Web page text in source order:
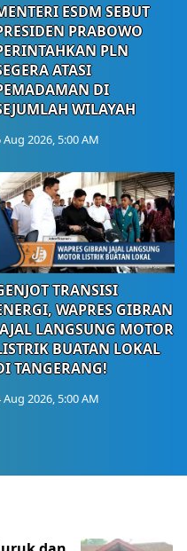
ESDM SEBUT
PRABOWO
PLN
ATASI
DI
WILAYAH
Aug 2026, 5:00 AM
TRANSISI
WAPRES GIBRAN
LANGSUNG MOTOR
BUATAN LOKAL
TANGERANG!
Aug 2026, 5:00 AM